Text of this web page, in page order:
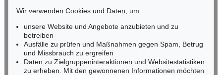
Ergebnis:€ 139.700
RHEINLAND-PFALZ
Miriam Heß
Tel.: +49 (0)62 21 58 80-038
Fax: +49 (0)62 21 58 80-595
infoheidelberg@kettererkunst.de
Wir verwenden Cookies und Daten, um
unsere Website und Angebote anzubieten und zu
betreiben
Ausfälle zu prüfen und Maßnahmen gegen Spam, Betrug
und Missbrauch zu ergreifen
Daten zu Zielgruppeninteraktionen und Websitestatistiken
zu erheben. Mit den gewonnenen Informationen möchten